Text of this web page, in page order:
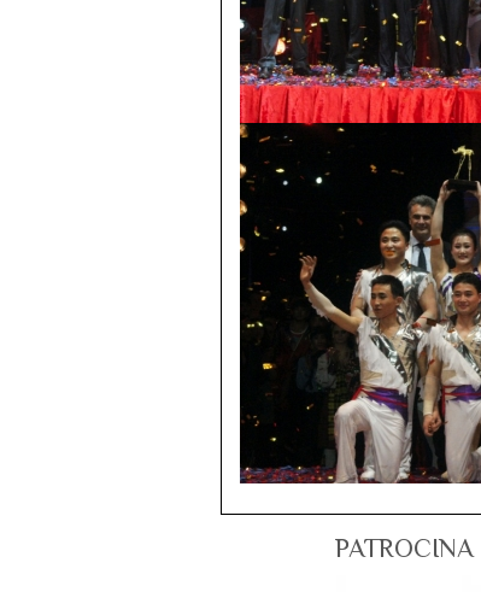
PATROCINA